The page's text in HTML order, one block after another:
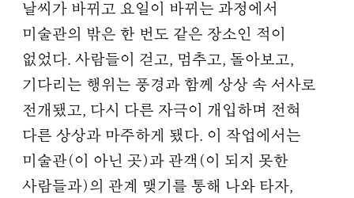
날씨가 바뀌고 요일이 바뀌는 과정에서
미술관의 밖은 한 번도 같은 장소인 적이
없었다. 사람들이 걷고, 멈추고, 돌아보고,
기다리는 행위는 풍경과 함께 상상 속 서사로
전개됐고, 다시 다른 자극이 개입하며 전혀
다른 상상과 마주하게 됐다. 이 작업에서는
미술관(이 아닌 곳)과 관객(이 되지 못한
사람들과)의 관계 맺기를 통해 나와 타자,